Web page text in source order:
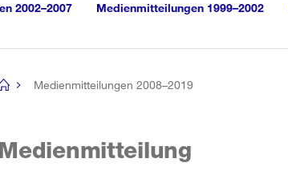
2002–2007 Medienmitteilungen 1999–2002
Medienmitteilungen 2008–2019